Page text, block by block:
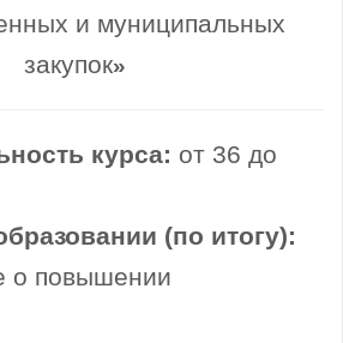
и муниципальных
закупок»
курса: от 36 до
(по итогу):
о повышении